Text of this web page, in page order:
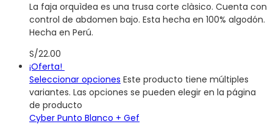
La faja orquìdea es una trusa corte clàsico. Cuenta con
control de abdomen bajo. Esta hecha en 100% algodón.
Hecha en Perú.
S/22.00
¡Oferta!
Seleccionar opciones Este producto tiene múltiples
variantes. Las opciones se pueden elegir en la página
de producto
Cyber Punto Blanco + Gef